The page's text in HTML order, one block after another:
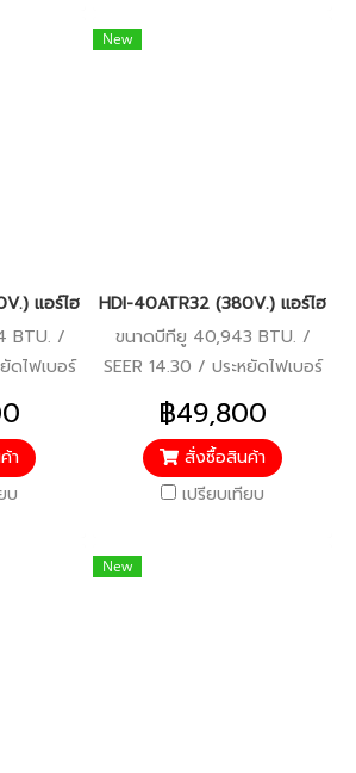
แอร์ไฮเออร์ Haier คอยล์เปลือย Duct
BTU. /
ดไฟเบอร์
ประกัน
ะไหล่อื่นๆ
า
บ
New
HDI-40ATR32 (380V.) แอร์ไฮเ
ขนาดบีทียู 40,943 BTU. /
SEER 14.30 / ประหยัดไฟเบอร์
5 / รีโมทมีสาย / รับประกัน
คอมเพรสเซอร์ 10 ปี อะไหล่อื่นๆ
5 ปี
฿49,800
สั่งซื้อสินค้า
เปรียบเทียบ
New